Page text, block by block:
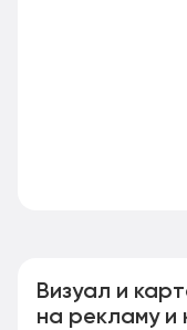
Визуал и
на рекламу и